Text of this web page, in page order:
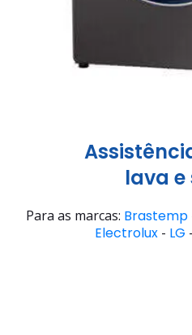
lava e
Para as marcas: Brastemp
Electrolux- LG -